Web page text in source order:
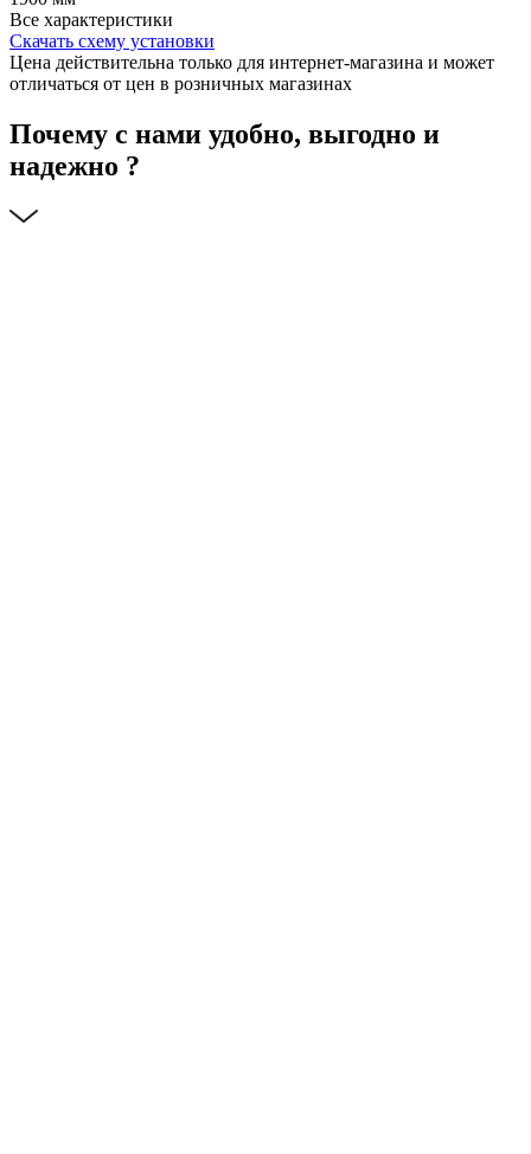
Все характеристики
Скачать схему установки
Цена действительна только для интернет-магазина и может
отличаться от цен в розничных магазинах
Почему с нами удобно, выгодно и
надежно ?